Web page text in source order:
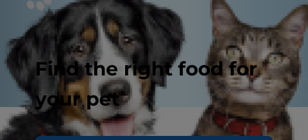
Find the right food for
your pet